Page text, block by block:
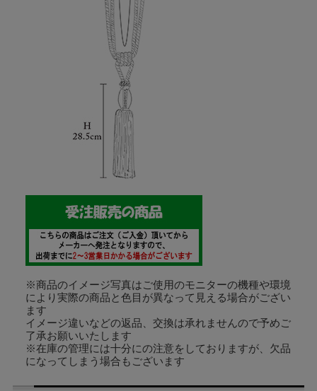
※商品のイメージ写真はご使用のモニターの機種や環境
により実際の商品と色目が異なって見える場合がござい
ます
イメージ違いなどの返品、交換は承れませんので予めご
了承お願いいたします
※在庫の管理には十分にの注意をしておりますが、欠品
になってしまう場合もございます